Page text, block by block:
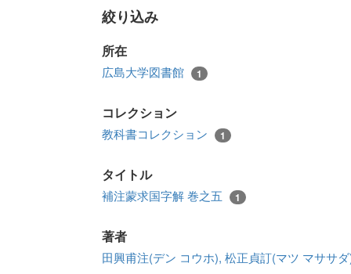
絞り込み
所在
広島大学図書館 1
コレクション
教科書コレクション 1
タイトル
補注蒙求国字解 巻之五 1
著者
田興甫注(デン コウホ), 松正貞訂(マツ マササ